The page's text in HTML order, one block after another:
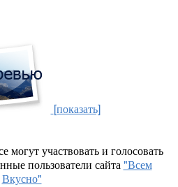
[показать]
могут участвовать и голосовать
пользователи сайта"Всем
Вкусно"